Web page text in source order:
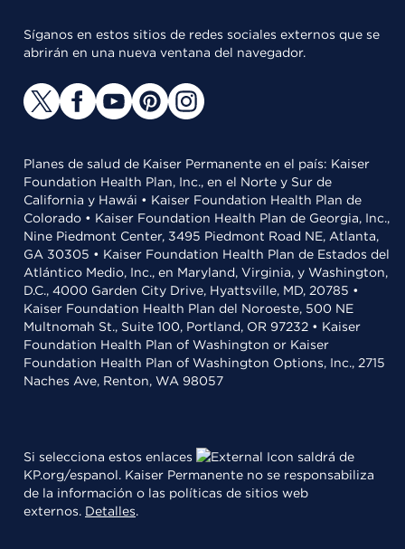
Síganos en estos sitios de redes sociales externos que se
abrirán en una nueva ventana del navegador.
Planes de salud de Kaiser Permanente en el país: Kaiser
Foundation Health Plan, Inc., en el Norte y Sur de
California y Hawái • Kaiser Foundation Health Plan de
Colorado • Kaiser Foundation Health Plan de Georgia, Inc.,
Nine Piedmont Center, 3495 Piedmont Road NE, Atlanta,
GA 30305 • Kaiser Foundation Health Plan de Estados del
Atlántico Medio, Inc., en Maryland, Virginia, y Washington,
D.C., 4000 Garden City Drive, Hyattsville, MD, 20785 •
Kaiser Foundation Health Plan del Noroeste, 500 NE
Multnomah St., Suite 100, Portland, OR 97232 • Kaiser
Foundation Health Plan of Washington or Kaiser
Foundation Health Plan of Washington Options, Inc., 2715
Naches Ave, Renton, WA 98057
Si selecciona estos enlaces
saldrá de
KP.org/espanol. Kaiser Permanente no se responsabiliza
de la información o las políticas de sitios web
externos. Detalles.